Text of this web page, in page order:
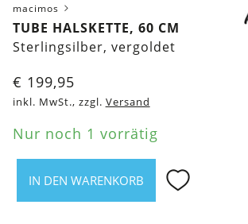
macimos
TUBE HALSKETTE, 60 CM
Sterlingsilber, vergoldet
€ 199,95
inkl. MwSt., zzgl. Versand
Nur noch 1 vorrätig
Tube
IN DEN WARENKORB